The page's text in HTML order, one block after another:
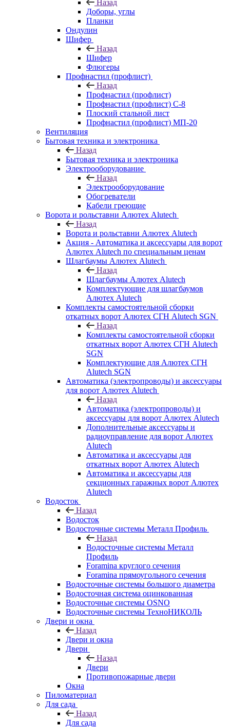
Назад
Доборы, углы
Планки
Ондулин
Шифер
Назад
Шифер
Флюгеры
Профнастил (профлист)
Назад
Профнастил (профлист)
Профнастил (профлист) С-8
Плоский стальной лист
Профнастил (профлист) МП-20
Вентиляция
Бытовая техника и электроника
Назад
Бытовая техника и электроника
Электрооборудование
Назад
Электрооборудование
Обогреватели
Кабели греющие
Ворота и рольставни Алютех Alutech
Назад
Ворота и рольставни Алютех Alutech
Акция - Автоматика и аксессуары для ворот
Алютех Alutech по специальным ценам
Шлагбаумы Алютех Alutech
Назад
Шлагбаумы Алютех Alutech
Комплектующие для шлагбаумов
Алютех Alutech
Комплекты самостоятельной сборки
откатных ворот Алютех СГН Alutech SGN
Назад
Комплекты самостоятельной сборки
откатных ворот Алютех СГН Alutech
SGN
Комплектующие для Алютех СГН
Alutech SGN
Автоматика (электропроводы) и аксессуары
для ворот Алютех Alutech
Назад
Автоматика (электропроводы) и
аксессуары для ворот Алютех Alutech
Дополнительные аксессуары и
радиоуправление для ворот Алютех
Alutech
Автоматика и аксессуары для
откатных ворот Алютех Alutech
Автоматика и аксессуары для
секционных гаражных ворот Алютех
Alutech
Водосток
Назад
Водосток
Водосточные системы Металл Профиль
Назад
Водосточные системы Металл
Профиль
Foramina круглого сечения
Foramina прямоугольного сечения
Водосточные системы большого диаметра
Водосточная система оцинкованная
Водосточные системы OSNO
Водосточные системы ТехноНИКОЛЬ
Двери и окна
Назад
Двери и окна
Двери
Назад
Двери
Противопожарные двери
Окна
Пиломатериал
Для сада
Назад
Для сада